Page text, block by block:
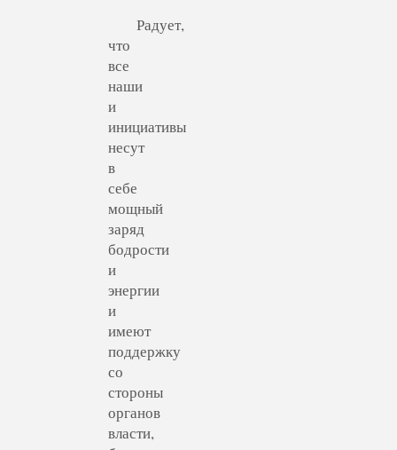
Радует,
что
все
наши
и
инициативы
несут
в
себе
мощный
заряд
бодрости
и
энергии
и
имеют
поддержку
со
стороны
органов
власти,